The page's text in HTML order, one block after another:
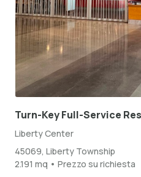
Turn-Key Full-Service
Liberty Center
45069, Liberty Township
2.191 mq • Prezzo su richiesta